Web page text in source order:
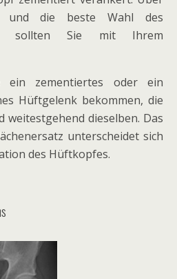
und die beste Wahl des
sollten Sie mit Ihrem
ein zementiertes oder ein
Hüftgelenk bekommen, die
weitestgehend dieselben. Das
unterscheidet sich
des Hüftkopfes.